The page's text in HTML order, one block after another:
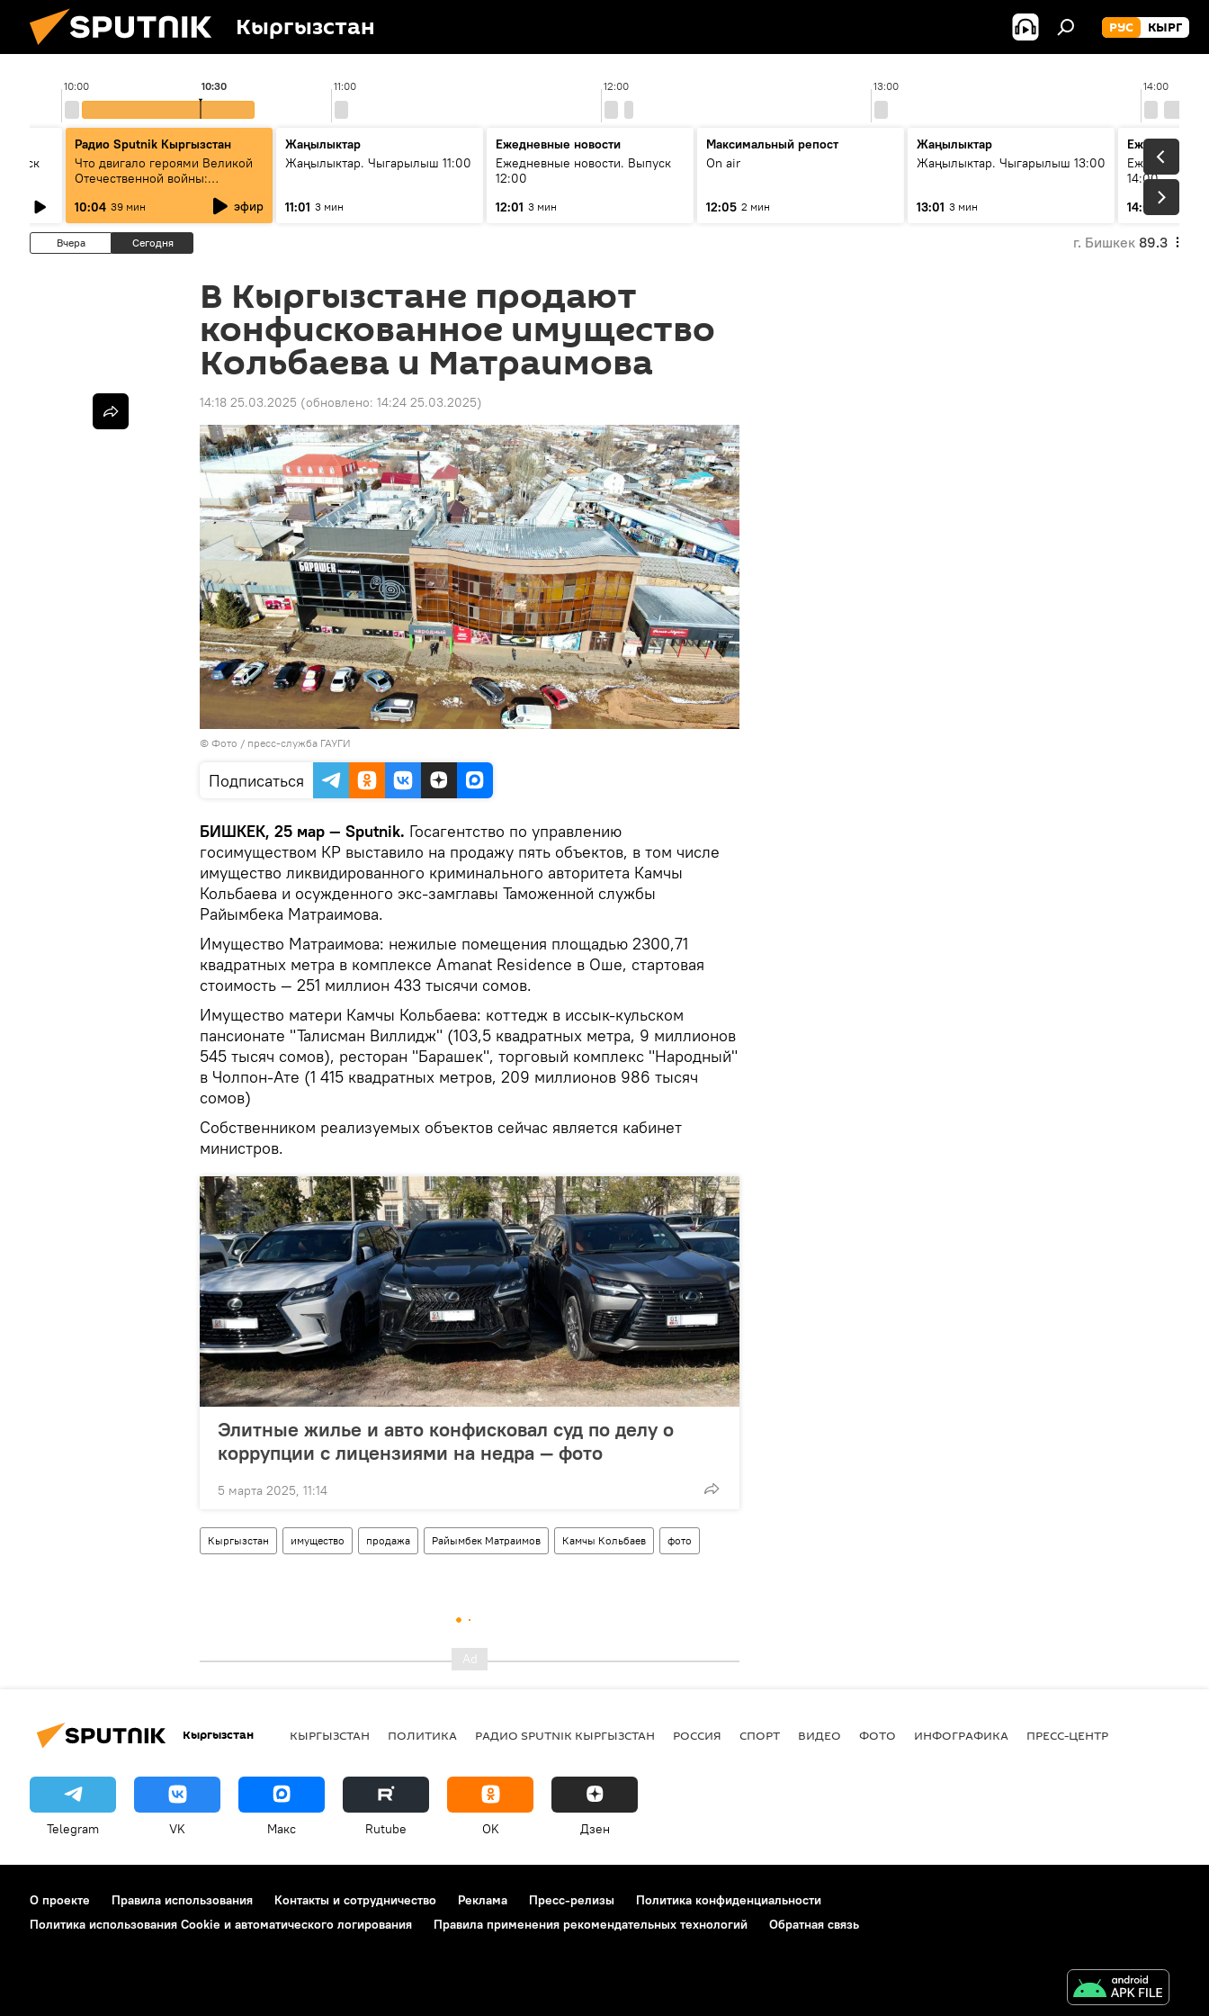
Кыргызстан РУС КЫРГ
10:00 11:00 12:00 13:00 14:00
10:30
Радио Sputnik Кыргызстан
Что двигало героями Великой
Отечественной войны:
Тулебердиева
10:04 39 мин эфир
Жаңылыктар
Жаңылыктар. Чыгарылыш 11:00
11:01 3 мин
Ежедневные новости
Ежедневные новости. Выпуск
12:00
12:01 3 мин
Максимальный репост
On air
12:05 2 мин
Жаңылыктар
Жаңылыктар. Чыгарылыш 13:00
13:01 3 мин
Ежедневные
Ежедневные
14:00
14:01
3 мин
Вчера Сегодня г. Бишкек 89.3
В Кыргызстане продают
конфискованное имущество
Кольбаева и Матраимова
14:18 25.03.2025 (обновлено: 14:24 25.03.2025)
© Фото / пресс-служба ГАУГИ
Подписаться
БИШКЕК, 25 мар — Sputnik. Госагентство по управлению
госимуществом КР выставило на продажу пять объектов, в том числе
имущество ликвидированного криминального авторитета Камчы
Кольбаева и осужденного экс-замглавы Таможенной службы
Райымбека Матраимова.
Имущество Матраимова: нежилые помещения площадью 2300,71
квадратных метра в комплексе Amanat Residence в Оше, стартовая
стоимость — 251 миллион 433 тысячи сомов.
Имущество матери Камчы Кольбаева: коттедж в иссык-кульском
пансионате "Талисман Виллидж" (103,5 квадратных метра, 9 миллионов
545 тысяч сомов), ресторан "Барашек", торговый комплекс "Народный"
в Чолпон-Ате (1 415 квадратных метров, 209 миллионов 986 тысяч
сомов)
Собственником реализуемых объектов сейчас является кабинет
министров.
Элитные жилье и авто конфисковал суд по делу о
коррупции с лицензиями на недра — фото
5 марта 2025, 11:14
Кыргызстан имущество продажа Райымбек Матраимов Камчы Кольбаев фото
Кыргызстан КЫРГЫЗСТАН ПОЛИТИКА РАДИО SPUTNIK КЫРГЫЗСТАН РОССИЯ СПОРТ ВИДЕО ФОТО ИНФОГРАФИКА ПРЕСС-ЦЕНТР
Telegram VK Макс Rutube OK Дзен
О проекте Правила использования Контакты и сотрудничество Реклама Пресс-релизы
Политика конфиденциальности
Политика использования Cookie и автоматического логирования
Правила применения рекомендательных технологий Обратная связь